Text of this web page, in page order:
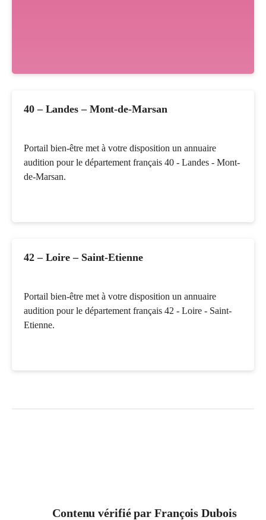
40 – Landes – Mont-de-Marsan
Portail bien-être met à votre disposition un annuaire
audition pour le département français 40 - Landes - Mont-
de-Marsan.
42 – Loire – Saint-Etienne
Portail bien-être met à votre disposition un annuaire
audition pour le département français 42 - Loire - Saint-
Etienne.
Contenu vérifié par François Dubois